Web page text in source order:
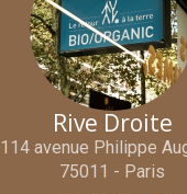
Rive Droite
114 avenue Philippe
75011 - Paris